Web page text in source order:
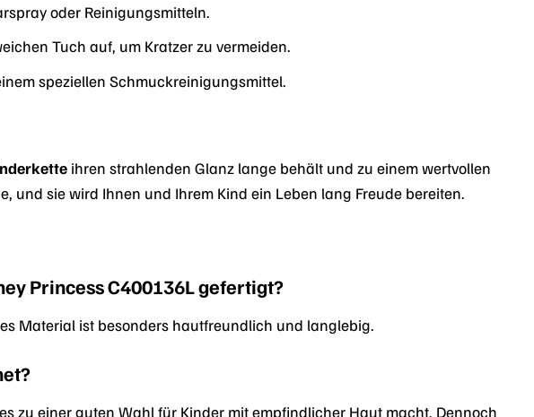
oder Reinigungsmitteln.
Tuch auf, um Kratzer zu vermeiden.
speziellen Schmuckreinigungsmittel.
ihren strahlenden Glanz lange behält und zu einem wertvollen
und sie wird Ihnen und Ihrem Kind ein Leben lang Freude bereiten.
Princess C400136L gefertigt?
Material ist besonders hautfreundlich und langlebig.
zu einer guten Wahl für Kinder mit empfindlicher Haut macht. Dennoch